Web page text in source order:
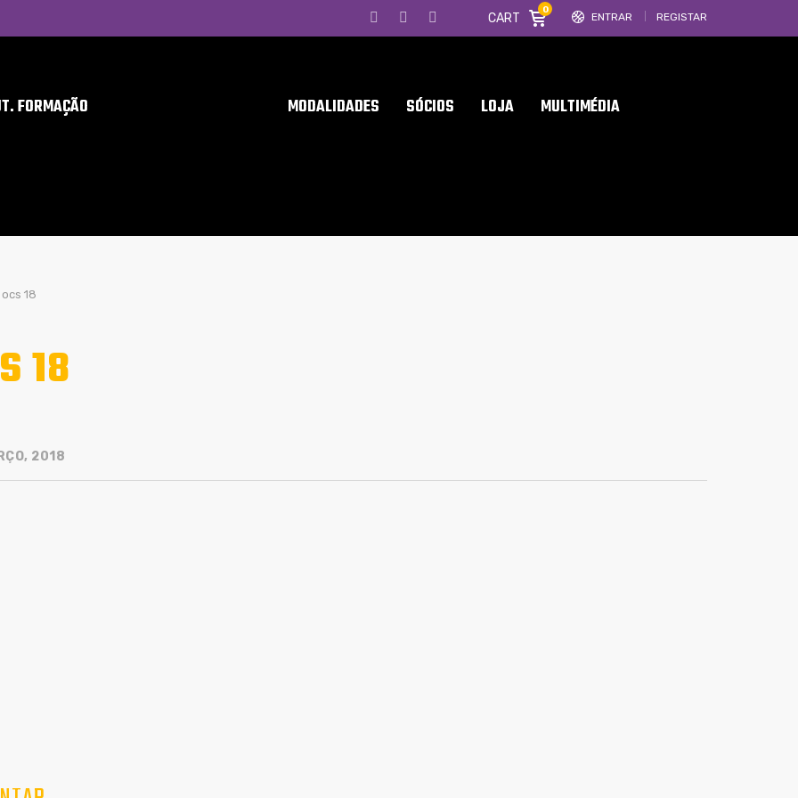
ENTRAR REGISTAR
CART
0
FORMAÇÃO MODALIDADES SÓCIOS LOJA MULTIMÉDIA
ocs 18
18
2018